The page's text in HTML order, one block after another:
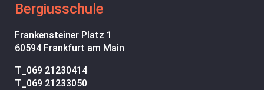
Bergiusschule
Frankensteiner Platz 1
60594 Frankfurt am Main
T_ 069 21230414
T_ 069 21233050